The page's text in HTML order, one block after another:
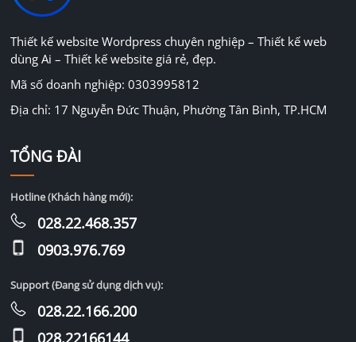
Thiết kế website Wordpress chuyên nghiệp – Thiết kế web
dùng Ai – Thiết kế website giá rẻ, đẹp.
Mã số doanh nghiệp: 0303995812
Địa chỉ: 17 Nguyễn Đức Thuận, Phường Tân Bình, TP.HCM
TỔNG ĐÀI
Hotline (Khách hàng mới):
028.22.468.357
0903.976.769
Support (Đang sử dụng dịch vụ):
028.22.166.200
028.22166144